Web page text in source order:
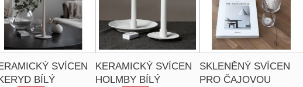
SVÍCEN
BÍLÝ
KERAMICKÝ SVÍCEN
HOLMBY BÍLÝ
SKLENĚNÝ SVÍCEN
PRO ČAJOVOU